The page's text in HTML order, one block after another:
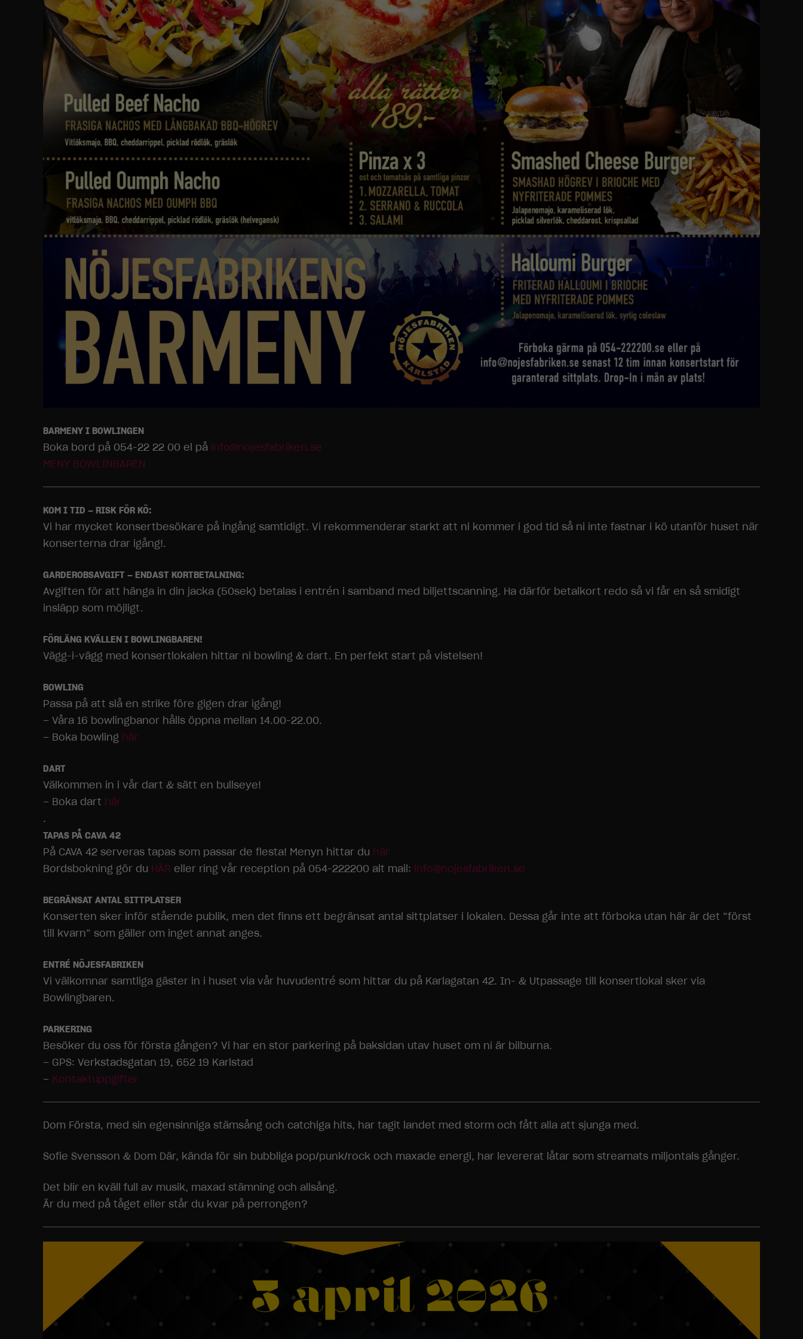
BARMENY I BOWLINGEN
Boka bord på 054-22 22 00 el på info@nojesfabriken.se
MENY BOWLINBAREN
KOM I TID – RISK FÖR KÖ:
Vi har mycket konsertbesökare på ingång samtidigt. Vi rekommenderar starkt att ni kommer i god tid så ni inte fastnar i kö utanför huset när
konserterna drar igång!.
GARDEROBSAVGIFT – ENDAST KORTBETALNING:
Avgiften för att hänga in din jacka (50sek) betalas i entrén i samband med biljettscanning. Ha därför betalkort redo så vi får en så smidigt
insläpp som möjligt.
FÖRLÄNG KVÄLLEN I BOWLINGBAREN!
Vägg-i-vägg med konsertlokalen hittar ni bowling & dart. En perfekt start på vistelsen!
BOWLING
Passa på att slå en strike före gigen drar igång!
– Våra 16 bowlingbanor hålls öppna mellan 14.00-22.00.
– Boka bowling här
DART
Välkommen in i vår dart & sätt en bullseye!
– Boka dart här
.
TAPAS PÅ CAVA 42
På CAVA 42 serveras tapas som passar de flesta! Menyn hittar du här
Bordsbokning gör du HÄR eller ring vår reception på 054-222200 alt mail: info@nojesfabriken.se
BEGRÄNSAT ANTAL SITTPLATSER
Konserten sker inför stående publik, men det finns ett begränsat antal sittplatser i lokalen. Dessa går inte att förboka utan här är det ”först
till kvarn” som gäller om inget annat anges.
ENTRÉ NÖJESFABRIKEN
Vi välkomnar samtliga gäster in i huset via vår huvudentré som hittar du på Karlagatan 42. In- & Utpassage till konsertlokal sker via
Bowlingbaren.
PARKERING
Besöker du oss för första gången? Vi har en stor parkering på baksidan utav huset om ni är bilburna.
– GPS: Verkstadsgatan 19, 652 19 Karlstad
– Kontaktuppgifter
Dom Första, med sin egensinniga stämsång och catchiga hits, har tagit landet med storm och fått alla att sjunga med.
Sofie Svensson & Dom Där, kända för sin bubbliga pop/punk/rock och maxade energi, har levererat låtar som streamats miljontals gånger.
Det blir en kväll full av musik, maxad stämning och allsång.
Är du med på tåget eller står du kvar på perrongen?
Nödvändiga
behövs för
kunna
hemsidans
och
uppbyggnad,
hemsida ska
prestera så
bra som
möjligt under
ditt besök.